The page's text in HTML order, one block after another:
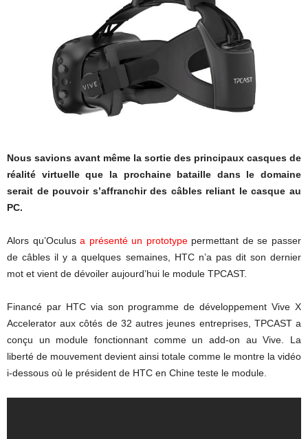
Nous savions avant même la sortie des principaux casques de
réalité virtuelle que la prochaine bataille dans le domaine
serait de pouvoir s’affranchir des câbles reliant le casque au
PC.
Alors qu’Oculusa présenté un prototypepermettant de se passer
de câbles il y a quelques semaines, HTC n’a pas dit son dernier
mot et vient de dévoiler aujourd’hui le module TPCAST.
Financé par HTC via son programme de développement Vive X
Accelerator aux côtés de 32 autres jeunes entreprises, TPCAST a
conçu un module fonctionnant comme un add-on au Vive. La
liberté de mouvement devient ainsi totale comme le montre la vidéo
i-dessous où le président de HTC en Chine teste le module.